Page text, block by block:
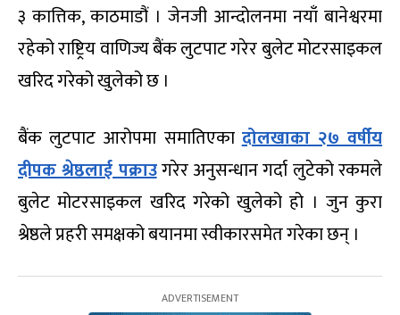
३ कात्तिक, काठमाडौं । जेनजी आन्दोलनमा नयाँ बानेश्वरमा
रहेको राष्ट्रिय वाणिज्य बैंक लुटपाट गरेर बुलेट मोटरसाइकल
खरिद गरेको खुलेको छ ।
बैंक लुटपाट आरोपमा समातिएकादोलखाका २७ वर्षीय
दीपक श्रेष्ठलाई पक्राउगरेर अनुसन्धान गर्दा लुटेको रकमले
बुलेट मोटरसाइकल खरिद गरेको खुलेको हो । जुन कुरा
श्रेष्ठले प्रहरी समक्षको बयानमा स्वीकारसमेत गरेका छन् ।